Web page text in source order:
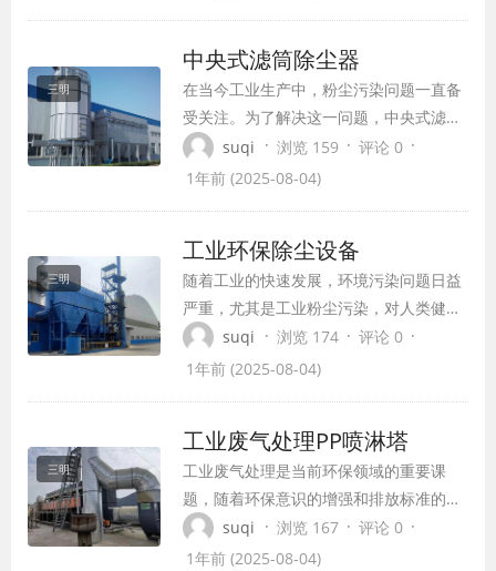
的首选。
三明
中央式滤筒除尘器
在当今工业生产中，粉尘污染问题一直备
受关注。为了解决这一问题，中央式滤筒
除尘器凭借其高效除尘效果和稳定性能，
成为众多企业的首选设备。本文将深入探
suqi · 浏览 159 · 评论 0 ·
1年前 (2025-08-04)
三明
工业环保除尘设备
随着工业的快速发展，环境污染问题日益
严重，尤其是工业粉尘污染，对人类健康
和生态环境造成了极大威胁。为了保护环
境，提高生产效率，工业除尘设备应运而
suqi · 浏览 174 · 评论 0 ·
1年前 (2025-08-04)
三明
工业废气处理PP喷淋塔
工业废气处理是当前环保领域的重要课
题，随着环保意识的增强和排放标准的提
高，高效、经济的废气处理设备成为企业
关注的焦点。PP喷淋塔作为一种广泛应用
suqi · 浏览 167 · 评论 0 ·
1年前 (2025-08-04)